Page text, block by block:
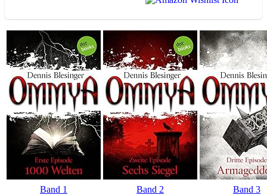
Band 1 Band 2 Band 3